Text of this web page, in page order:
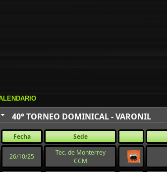
40° TORNEO DOMINICAL - VARONIL
Fecha Sede
26/10/25
Tec. de Monterrey
CCM